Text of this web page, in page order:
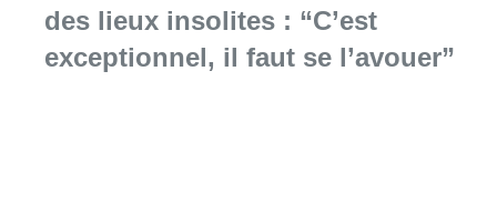
des lieux insolites : “C’est
exceptionnel, il faut se l’avouer”